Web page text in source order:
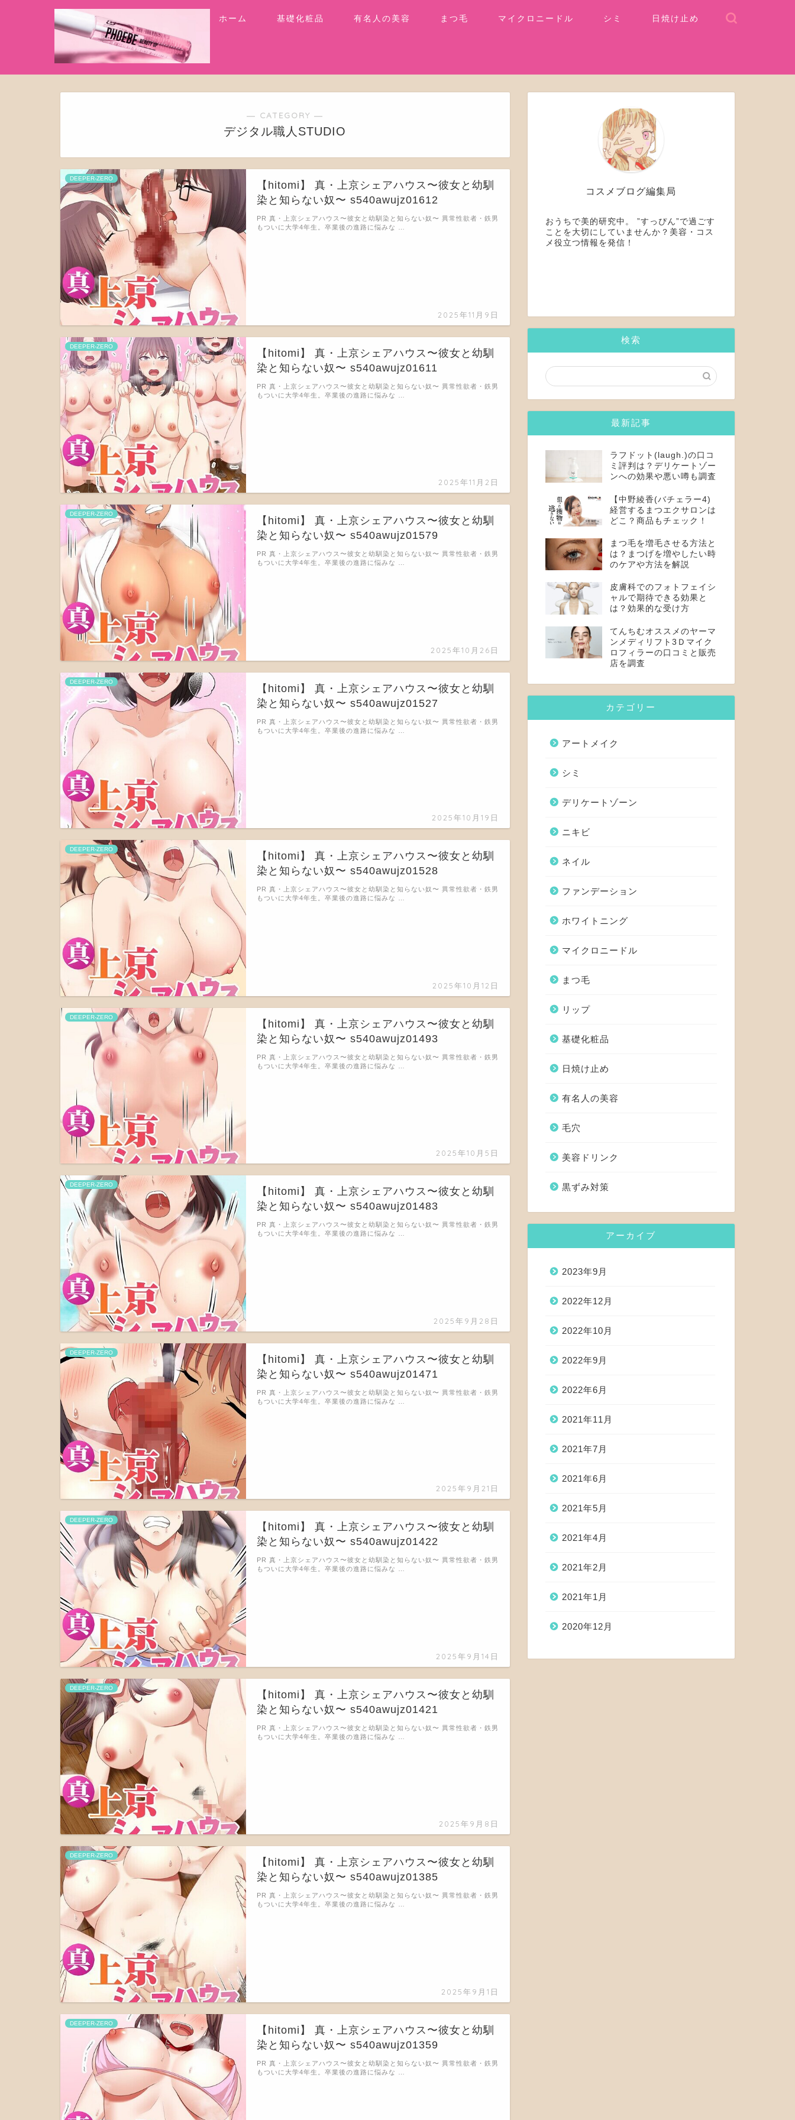
ホーム 基礎化粧品 有名人の美容 まつ毛 マイクロニードル シミ 日焼け止め
― CATEGORY ―
デジタル職人STUDIO
DEEPER-ZERO
【hitomi】 真・上京シェアハウス〜彼女と幼馴
染と知らない奴〜 s540awujz01612
2025年11月9日
PR 真・上京シェアハウス〜彼女と幼馴染と知らない奴〜 異常性欲者・鉄男
もついに大学4年生。卒業後の進路に悩みな …
DEEPER-ZERO
【hitomi】 真・上京シェアハウス〜彼女と幼馴
染と知らない奴〜 s540awujz01611
2025年11月2日
PR 真・上京シェアハウス〜彼女と幼馴染と知らない奴〜 異常性欲者・鉄男
もついに大学4年生。卒業後の進路に悩みな …
DEEPER-ZERO
【hitomi】 真・上京シェアハウス〜彼女と幼馴
染と知らない奴〜 s540awujz01579
2025年10月26日
PR 真・上京シェアハウス〜彼女と幼馴染と知らない奴〜 異常性欲者・鉄男
もついに大学4年生。卒業後の進路に悩みな …
DEEPER-ZERO
【hitomi】 真・上京シェアハウス〜彼女と幼馴
染と知らない奴〜 s540awujz01527
2025年10月19日
PR 真・上京シェアハウス〜彼女と幼馴染と知らない奴〜 異常性欲者・鉄男
もついに大学4年生。卒業後の進路に悩みな …
DEEPER-ZERO
【hitomi】 真・上京シェアハウス〜彼女と幼馴
染と知らない奴〜 s540awujz01528
2025年10月12日
PR 真・上京シェアハウス〜彼女と幼馴染と知らない奴〜 異常性欲者・鉄男
もついに大学4年生。卒業後の進路に悩みな …
DEEPER-ZERO
【hitomi】 真・上京シェアハウス〜彼女と幼馴
染と知らない奴〜 s540awujz01493
2025年10月5日
PR 真・上京シェアハウス〜彼女と幼馴染と知らない奴〜 異常性欲者・鉄男
もついに大学4年生。卒業後の進路に悩みな …
DEEPER-ZERO
【hitomi】 真・上京シェアハウス〜彼女と幼馴
染と知らない奴〜 s540awujz01483
2025年9月28日
PR 真・上京シェアハウス〜彼女と幼馴染と知らない奴〜 異常性欲者・鉄男
もついに大学4年生。卒業後の進路に悩みな …
DEEPER-ZERO
【hitomi】 真・上京シェアハウス〜彼女と幼馴
染と知らない奴〜 s540awujz01471
2025年9月21日
PR 真・上京シェアハウス〜彼女と幼馴染と知らない奴〜 異常性欲者・鉄男
もついに大学4年生。卒業後の進路に悩みな …
DEEPER-ZERO
【hitomi】 真・上京シェアハウス〜彼女と幼馴
染と知らない奴〜 s540awujz01422
2025年9月14日
PR 真・上京シェアハウス〜彼女と幼馴染と知らない奴〜 異常性欲者・鉄男
もついに大学4年生。卒業後の進路に悩みな …
DEEPER-ZERO
【hitomi】 真・上京シェアハウス〜彼女と幼馴
染と知らない奴〜 s540awujz01421
2025年9月8日
PR 真・上京シェアハウス〜彼女と幼馴染と知らない奴〜 異常性欲者・鉄男
もついに大学4年生。卒業後の進路に悩みな …
DEEPER-ZERO
【hitomi】 真・上京シェアハウス〜彼女と幼馴
染と知らない奴〜 s540awujz01385
2025年9月1日
PR 真・上京シェアハウス〜彼女と幼馴染と知らない奴〜 異常性欲者・鉄男
もついに大学4年生。卒業後の進路に悩みな …
DEEPER-ZERO
【hitomi】 真・上京シェアハウス〜彼女と幼馴
染と知らない奴〜 s540awujz01359
PR 真・上京シェアハウス〜彼女と幼馴染と知らない奴〜 異常性欲者・鉄男
もついに大学4年生。卒業後の進路に悩みな …
コスメブログ編集局
おうちで美的研究中。 ”すっぴん”で過ごす
ことを大切にしていませんか？美容・コス
メ役立つ情報を発信！
検索
最新記事
ラフドット(laugh.)の口コ
ミ評判は？デリケートゾー
ンへの効果や悪い噂も調査
【中野綾香(バチェラー4)
経営するまつエクサロンは
どこ？商品もチェック！
まつ毛を増毛させる方法と
は？まつげを増やしたい時
のケアや方法を解説
皮膚科でのフォトフェイシ
ャルで期待できる効果と
は？効果的な受け方
てんちむオススメのヤーマ
ンメディリフト3Ｄマイク
ロフィラーの口コミと販売
店を調査
カテゴリー
アートメイク
シミ
デリケートゾーン
ニキビ
ネイル
ファンデーション
ホワイトニング
マイクロニードル
まつ毛
リップ
基礎化粧品
日焼け止め
有名人の美容
毛穴
美容ドリンク
黒ずみ対策
アーカイブ
2023年9月
2022年12月
2022年10月
2022年9月
2022年6月
2021年11月
2021年7月
2021年6月
2021年5月
2021年4月
2021年2月
2021年1月
2020年12月